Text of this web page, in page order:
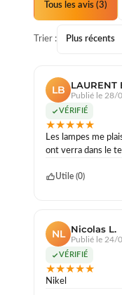
Tous les avis (3)
Trier :
LB LAURENT
Publié le 28/
VÉRIFIÉ
★★★★★
Les lampes me
ont verra dans le
Utile (0)
NL Nicolas L.
Publié le 24/
VÉRIFIÉ
★★★★★
Nikel